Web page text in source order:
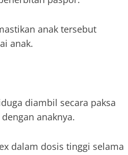
anak tersebut
anak.
diambil secara paksa
anaknya.
dalam dosis tinggi selama